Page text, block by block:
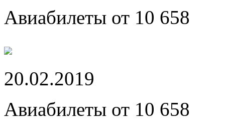
Авиабилеты от 10 658
20.02.2019
Авиабилеты от 10 658